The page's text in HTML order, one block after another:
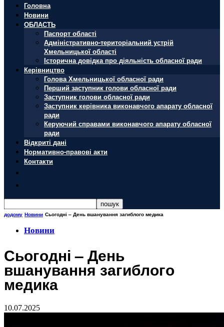
Головна
Новини
ОБЛАСТЬ
Паспорт області
Адміністративно-територіальний устрій
Хмельницької області
Історична довідка про діяльність обласної ради
Керівництво
Голова Хмельницької обласної ради
Перший заступник голови обласної ради
Заступник голови обласної ради
Заступник керівника виконавчого апарату обласної
ради
Керуючий справами виконавчого апарату обласної
ради
Відкриті дані
Нормативно-правові акти
Контакти
додому Новини Сьогодні – День вшанування загиблого медика
Новини
Сьогодні – День
вшанування загиблого
медика
10.07.2025